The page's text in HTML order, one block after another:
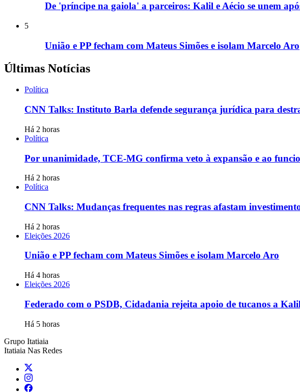
De 'príncipe na gaiola' a parceiros: Kalil e Aécio se unem
5
União e PP fecham com Mateus Simões e isolam Marcelo Aro
Últimas Notícias
Política
CNN Talks: Instituto Barla defende segurança jurídica para
Há 2 horas
Política
Por unanimidade, TCE-MG confirma veto à expansão e ao
Há 2 horas
Política
CNN Talks: Mudanças frequentes nas regras afastam
Há 2 horas
Eleições 2026
União e PP fecham com Mateus Simões e isolam Marcelo Aro
Há 4 horas
Eleições 2026
Federado com o PSDB, Cidadania rejeita apoio de tucanos a
Há 5 horas
Grupo Itatiaia
Itatiaia Nas Redes